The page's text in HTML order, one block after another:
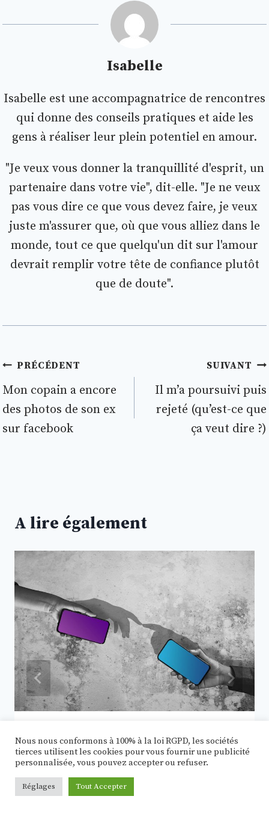
Isabelle
Isabelle est une accompagnatrice de rencontres
qui donne des conseils pratiques et aide les
gens à réaliser leur plein potentiel en amour.
"Je veux vous donner la tranquillité d'esprit, un
partenaire dans votre vie", dit-elle. "Je ne veux
pas vous dire ce que vous devez faire, je veux
juste m'assurer que, où que vous alliez dans le
monde, tout ce que quelqu'un dit sur l'amour
devrait remplir votre tête de confiance plutôt
que de doute".
Navigation
de
l’article
PRÉCÉDENT
Mon copain a encore
des photos de son ex
sur facebook
SUIVANT
Il m’a poursuivi puis
rejeté (qu’est-ce que
ça veut dire ?)
A lire également
Pourquoi les mecs aiment tant
sextoter avec une personne qu’ils
viennent de rencontrer ?
Nous nous conformons à 100% à la loi RGPD, les sociétés
tierces utilisent les cookies pour vous fournir une publicité
personnalisée, vous pouvez accepter ou refuser.
Réglages Tout Accepter